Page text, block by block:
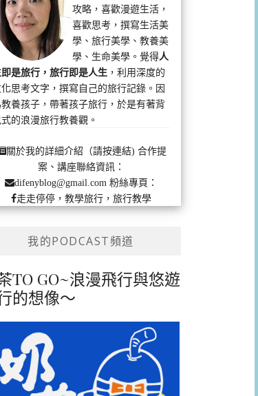
攻略，喜歡漫遊生活，
喜歡思考，撰寫生活美
學、旅行美學、教養美
學、生命美學。覺得人
是旅行，旅行即是人生 ，利用深度的
思考文字，撰寫自己的旅行記錄。因
養孩子，帶著孩子旅行，於是有著背
的浪漫旅行教養觀。
關於我的詳細介紹（請按連結) 合作提
案、講座聯絡資訊：
difenyblog@gmail.com粉絲專頁：
走走停停，教學旅行，旅行教學
我的PODCAST頻道
TO GO~浪漫飛行與悠遊
的想像～